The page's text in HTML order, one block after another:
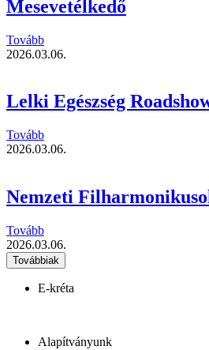
Mesevetélkedő
Tovább
2026.03.06.
Lelki Egészség
Tovább
2026.03.06.
Nemzeti
Tovább
2026.03.06.
Továbbiak
E-kréta
Alapítványunk